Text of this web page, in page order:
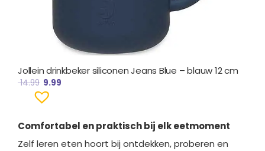
Jollein drinkbeker siliconen Jeans Blue – blauw 12 cm
14.99 9.99
Comfortabel en praktisch bij elk eetmoment
Zelf leren eten hoort bij ontdekken, proberen en